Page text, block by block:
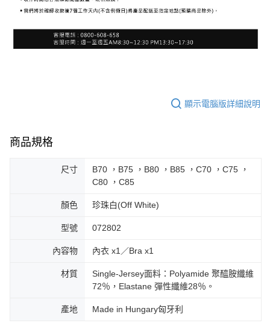
顯示電腦版詳細說明
商品規格
尺寸
B70 ，B75 ，B80 ，B85 ，C70 ，C75 ，
C80 ，C85
顏色 珍珠白(Off White)
型號 072802
內容物 內衣 x1／Bra x1
材質
Single-Jersey面料：Polyamide 聚醯胺纖維
72％，Elastane 彈性纖維28％。
產地 Made in Hungary匈牙利